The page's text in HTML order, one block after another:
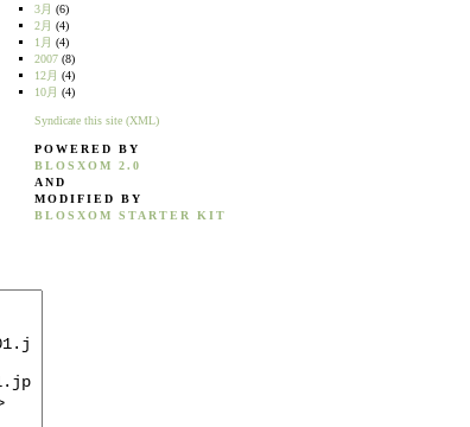
3月 (6)
2月 (4)
1月 (4)
2007 (8)
12月 (4)
10月 (4)
Syndicate this site (XML)
POWERED BY
BLOSXOM 2.0
AND
MODIFIED BY
BLOSXOM STARTER KIT